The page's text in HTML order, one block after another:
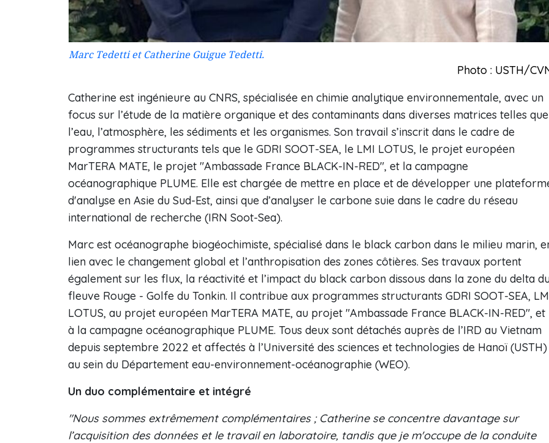
Marc Tedetti et Catherine Guigue Tedetti.
Photo : USTH/
Catherine est ingénieure au CNRS, spécialisée en chimie analytique environnementale, avec un
focus sur l’étude de la matière organique et des contaminants dans diverses matrices telles que
l’eau, l’atmosphère, les sédiments et les organismes. Son travail s’inscrit dans le cadre de
programmes structurants tels que le GDRI SOOT-SEA, le LMI LOTUS, le projet européen
MarTERA MATE, le projet "Ambassade France BLACK-IN-RED", et la campagne
océanographique PLUME. Elle est chargée de mettre en place et de développer une
d'analyse en Asie du Sud-Est, ainsi que d’analyser le carbone suie dans le cadre du réseau
international de recherche (IRN Soot-Sea).
Marc est océanographe biogéochimiste, spécialisé dans le black carbon dans le milieu marin,
lien avec le changement global et l’anthropisation des zones côtières. Ses travaux portent
également sur les flux, la réactivité et l’impact du black carbon dissous dans la zone du delta
fleuve Rouge - Golfe du Tonkin. Il contribue aux programmes structurants GDRI SOOT-SEA,
LOTUS, au projet européen MarTERA MATE, au projet "Ambassade France BLACK-IN-RED", et
à la campagne océanographique PLUME. Tous deux sont détachés auprès de l’IRD au Vietnam
depuis septembre 2022 et affectés à l’Université des sciences et technologies de Hanoï (USTH)
au sein du Département eau-environnement-océanographie (WEO).
Un duo complémentaire et intégré
"Nous sommes extrêmement complémentaires ; Catherine se concentre davantage sur
l’acquisition des données et le travail en laboratoire, tandis que je m'occupe de la conduite